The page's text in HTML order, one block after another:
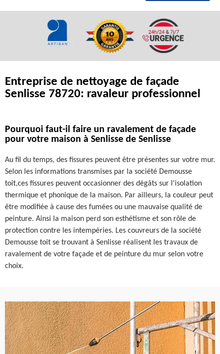
Entreprise de nettoyage de façade
Senlisse 78720: ravaleur professionnel
Pourquoi faut-il faire un ravalement de façade
pour votre maison à Senlisse de Senlisse
Au fil du temps, des fissures peuvent être présentes sur votre mur.
Selon les informations transmises par la société Demousse
toit,ces fissures peuvent occasionner des dégâts sur l'isolation
thermique et phonique de la maison. Par ailleurs, la couleur peut
être modifiée à cause des fumées ou une mauvaise qualité de
peinture. Ainsi la maison perd son esthétisme et son rôle de
protection contre les intempéries. Les couvreurs de la société
Demousse toit se trouvant à Senlisse réalisent les travaux de
ravalement de votre façade et de peinture du mur selon votre
choix.